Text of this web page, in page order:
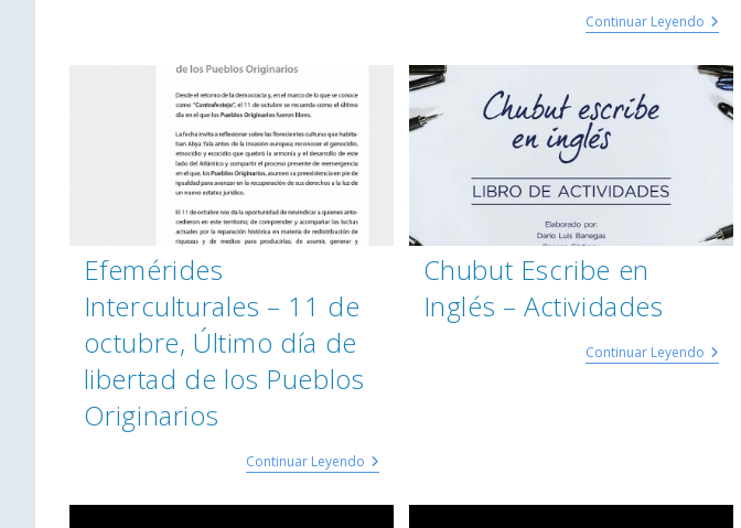
Continuar Leyendo
Efemérides
Interculturales – 11 de
octubre, Último día de
libertad de los Pueblos
Originarios
Continuar Leyendo
Chubut Escribe en
Inglés – Actividades
Continuar Leyendo